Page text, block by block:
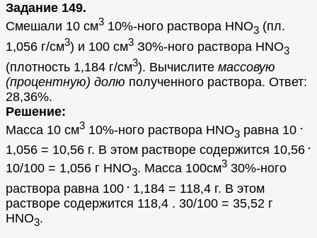
Задание 149.
Смешали 10 см3 10%-ного раствора HNO3 (пл.
1,056 г/см3) и 100 см3 З0%-ного раствора HNO3
(плотность 1,184 г/см3). Вычислите массовую
(процентную) долю полученного раствора. Ответ:
28,36%.
Решение:
Масса 10 см3 10%-ного раствора HNO3 равна 10 .
1,056 = 10,56 г. В этом растворе содержится 10,56 .
10/100 = 1,056 г HNO3. Масса 100см3 30%-ного
раствора равна 100 . 1,184 = 118,4 г. В этом
растворе содержится 118,4 . 30/100 = 35,52 г
HNO3.